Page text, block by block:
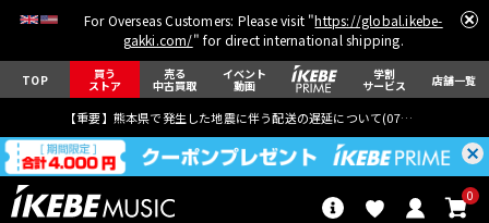
For Overseas Customers: Please visit "https://global.ikebe-
gakki.com/" for direct international shipping.
TOP 買う
ストア
売る
中古買取
イベント
動画
学割
サービス 店舗一覧
【重要】熊本県で発生した地震に伴う配送の遅延について(07月29日
0